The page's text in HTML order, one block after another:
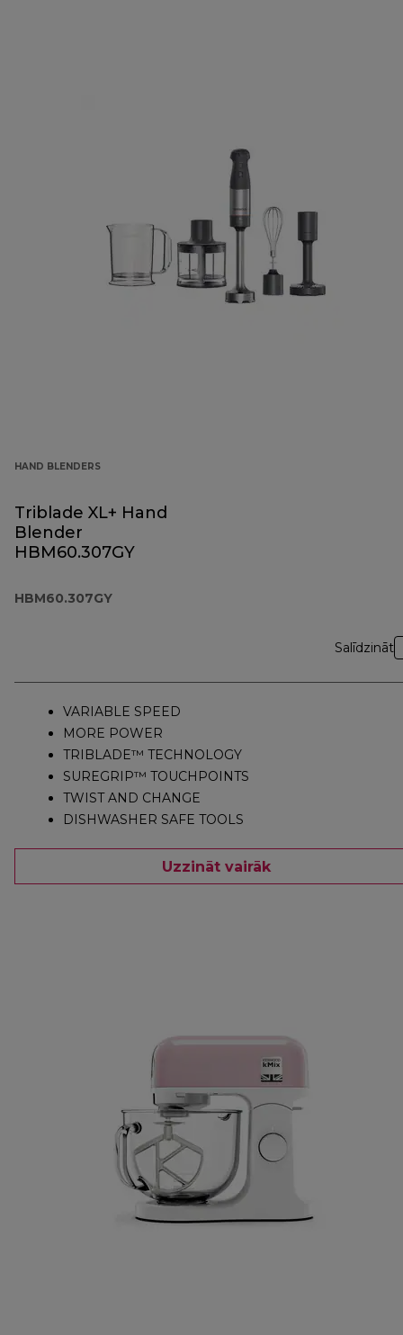
HAND BLENDERS
Triblade XL+ Hand
Blender
HBM60.307GY
HBM60.307GY
Salīdzināt
VARIABLE SPEED
MORE POWER
TRIBLADE™ TECHNOLOGY
SUREGRIP™ TOUCHPOINTS
TWIST AND CHANGE
DISHWASHER SAFE TOOLS
Uzzināt vairāk